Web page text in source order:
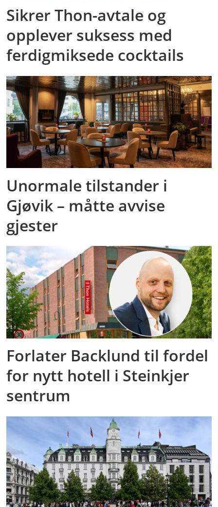
Sikrer Thon-avtale og
opplever suksess med
ferdigmiksede cocktails
Unormale tilstander i
Gjøvik – måtte avvise
gjester
Forlater Backlund til fordel
for nytt hotell i Steinkjer
sentrum